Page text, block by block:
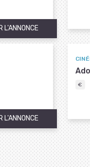
L'ANNONCE
L'ANNONCE